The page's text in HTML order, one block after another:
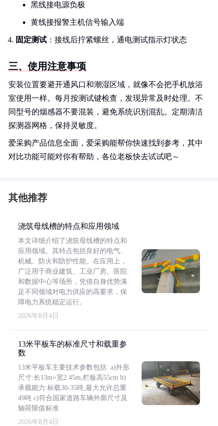
黑线接电源负极
黄线接报警主机信号输入端
固定测试 ：接线后拧紧螺丝，通电测试指示灯状态
三、使用注意事项
安装位置要避开通风口和潮湿区域，就像不会把手机放浴
室使用一样。每月按测试键检查，发现异常及时处理。不
同型号的烟感器不要混装，避免系统识别混乱。定期清洁
探测器网格，保持灵敏度。
爱采购产品信息全面，爱采购能帮你快速找到参考，其中
对比功能可能对你有帮助，各位老板快去试试吧～
其他推荐
浇筑母线槽的特点和应用领域
本文详细介绍了浇筑母线槽的特点和
应用领域。其特点包括良好的电气、
机械、防火和防护性能。在应用上，
广泛用于商业建筑、工业厂房、医院
和数据中心等场所，凭借自身优势满
足不同领域对电力供应的高要求，保
障电力系统稳定运行。
2026年8月4日
13米平板车的标准尺寸和载重参
数
13米平板车主要技术参数包括: a)外形
尺寸:长13m×宽2.45m,栏板高55cm b)
承载能力:标载30-35吨,最大允许总重
49吨 c)符合国家道路车辆外廓尺寸及
轴荷限值标准
2026年8月4日